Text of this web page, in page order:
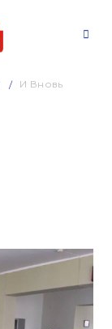
И Вновь